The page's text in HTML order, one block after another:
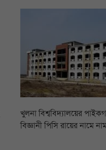
খুলনা বিশ্ববিদ্যালয়ের
বিজ্ঞানী পিসি রায়ের নামে